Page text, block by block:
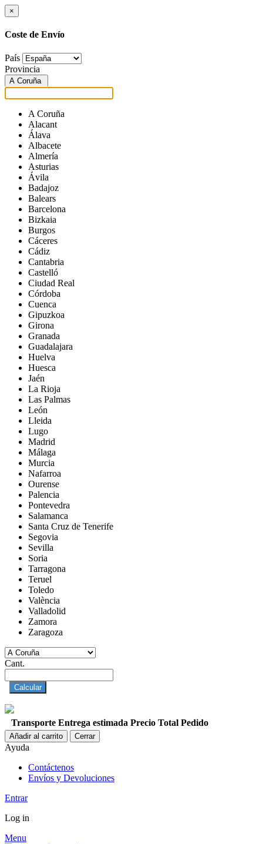
×
Coste de Envío
País
Provincia
A Coruña
A Coruña
Alacant
Álava
Albacete
Almería
Asturias
Ávila
Badajoz
Balears
Barcelona
Bizkaia
Burgos
Cáceres
Cádiz
Cantabria
Castelló
Ciudad Real
Córdoba
Cuenca
Gipuzkoa
Girona
Granada
Guadalajara
Huelva
Huesca
Jaén
La Rioja
Las Palmas
León
Lleida
Lugo
Madrid
Málaga
Murcia
Nafarroa
Ourense
Palencia
Pontevedra
Salamanca
Santa Cruz de Tenerife
Segovia
Sevilla
Soria
Tarragona
Teruel
Toledo
València
Valladolid
Zamora
Zaragoza
Cant.
Calcular
Transporte Entrega estimada Precio Total Pedido
Añadir al carrito Cerrar
Ayuda
Contáctenos
Envíos y Devoluciones
Entrar
Log in
Menu